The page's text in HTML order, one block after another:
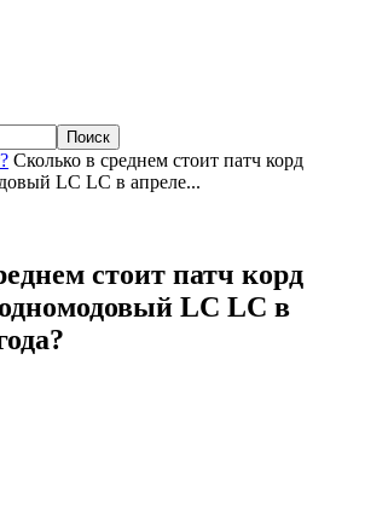
Сколько в среднем стоит патч корд
LC LC в апреле...
стоит патч корд
LC LC в